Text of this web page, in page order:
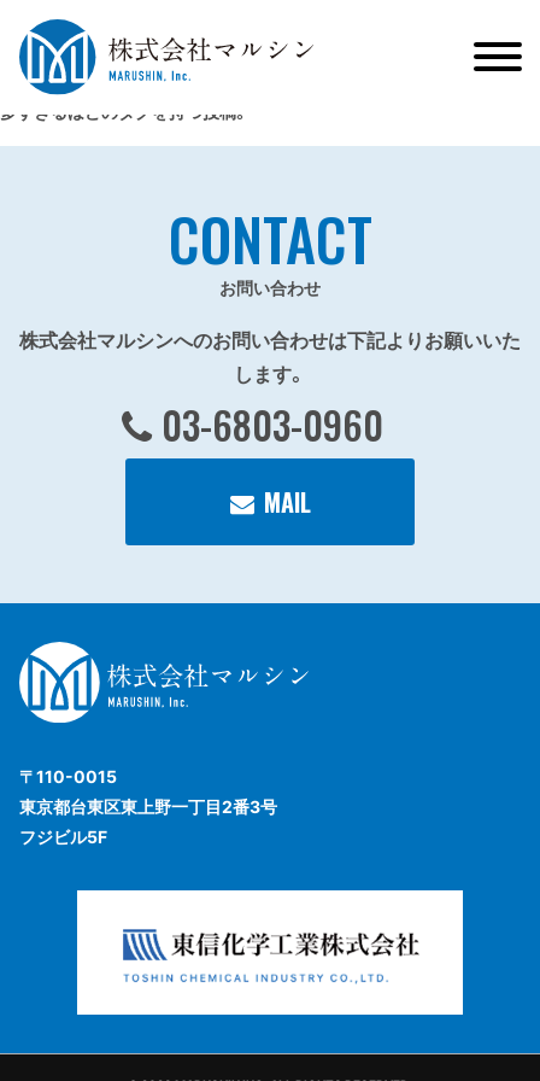
多すぎるほどのタグを持つ投稿。
CONTACT
お問い合わせ
株式会社マルシンへのお問い合わせは下記よりお願いいた
します。
03-6803-0960
MAIL
〒110-0015
東京都台東区東上野一丁目2番3号
フジビル5F